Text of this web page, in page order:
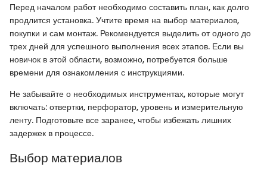
Перед началом работ необходимо составить план, как долго
продлится установка. Учтите время на выбор материалов,
покупки и сам монтаж. Рекомендуется выделить от одного до
трех дней для успешного выполнения всех этапов. Если вы
новичок в этой области, возможно, потребуется больше
времени для ознакомления с инструкциями.
Не забывайте о необходимых инструментах, которые могут
включать: отвертки, перфоратор, уровень и измерительную
ленту. Подготовьте все заранее, чтобы избежать лишних
задержек в процессе.
Выбор материалов